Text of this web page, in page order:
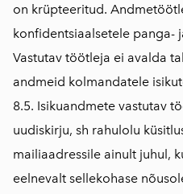
on krüpteeritud.
konfidentsiaalsetele panga-
Vastutav töötleja ei avalda
andmeid kolmandatele
8.5. Isikuandmete vastutav
uudiskirju, sh rahulolu
mailiaadressile ainult juhul,
eelnevalt sellekohase